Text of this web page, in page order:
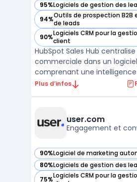
95%Logiciels de gestion des
— voir HubSpot Sales Hub
94%Outils de prospection B2B
de leads
— voir HubSpot Sales Hub dans
90%Logiciels CRM pour la
client
— voir HubSpot Sales Hub dans
HubSpot Sales Hub
commerciale dans un logiciel
comprenant une intelligence
équipes commerciales
temps réel. Le système ...
Plus d’infos
user.com
Engagement et
90%Logiciel de marketing
— voir user.com dans cette
80%Logiciels de gestion des
— voir user.com dans cette
75%Logiciels CRM pour la